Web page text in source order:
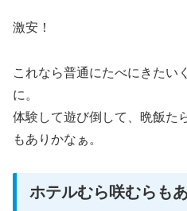
激安！
これなら普通にたべにきたい
に。
体験して遊び倒して、晩飯た
もありかなぁ。
ホテルむら咲むらも